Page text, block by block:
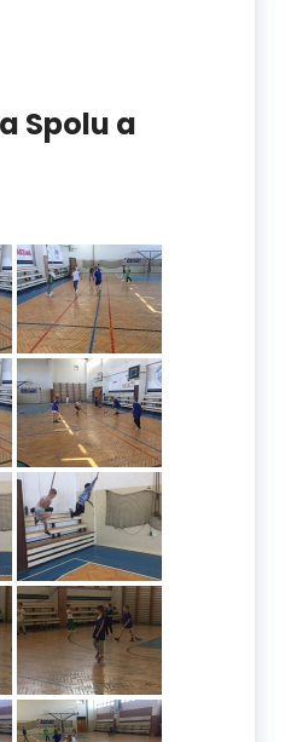
Spolu a